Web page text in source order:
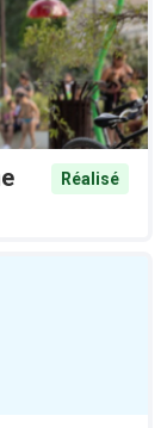
Réalisé